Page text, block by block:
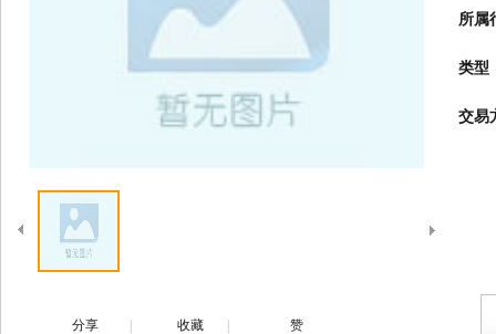
所属
类型
交易
分享 收藏 赞